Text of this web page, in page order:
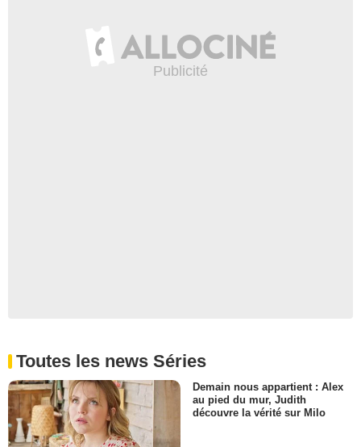
Toutes les news Séries
Demain nous appartient : Alex
au pied du mur, Judith
découvre la vérité sur Milo